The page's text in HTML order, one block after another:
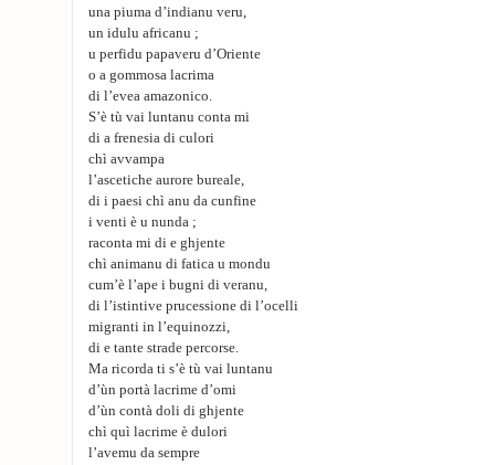
una piuma d’indianu veru,
un idulu africanu ;
u perfidu papaveru d’Oriente
o a gommosa lacrima
di l’evea amazonico.
S’è tù vai luntanu conta mi
di a frenesia di culori
chì avvampa
l’ascetiche aurore bureale,
di i paesi chì anu da cunfine
i venti è u nunda ;
raconta mi di e ghjente
chì animanu di fatica u mondu
cum’è l’ape i bugni di veranu,
di l’istintive prucessione di l’ocelli
migranti in l’equinozzi,
di e tante strade percorse.
Ma ricorda ti s’è tù vai luntanu
d’ùn portà lacrime d’omi
d’ùn contà doli di ghjente
chì quì lacrime è dulori
l’avemu da sempre